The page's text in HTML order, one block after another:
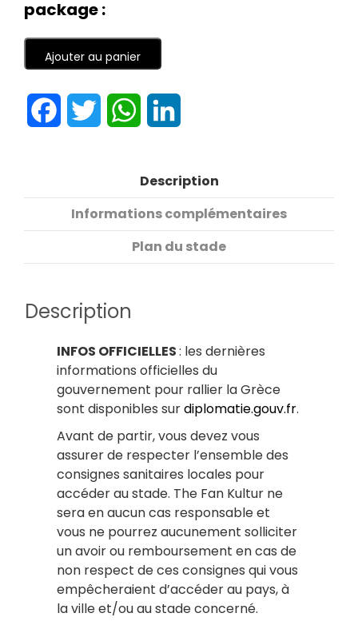
package :
Ajouter au panier
FacebookTwitter WhatsApp
Description
Informations complémentaires
Plan du stade
Description
INFOS OFFICIELLES: les dernières
informations officielles du
gouvernement pour rallier la Grèce
sont disponibles surdiplomatie.gouv.fr.
Avant de partir, vous devez vous
assurer de respecter l’ensemble des
consignes sanitaires locales pour
accéder au stade. The Fan Kultur ne
sera en aucun cas responsable et
vous ne pourrez aucunement solliciter
un avoir ou remboursement en cas de
non respect de ces consignes qui vous
empêcheraient d’accéder au pays, à
la ville et/ou au stade concerné.